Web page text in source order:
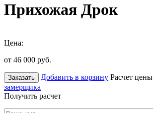
Прихожая Дрок
Цена:
от 46 000 руб.
Заказать Добавить в корзину Расчет цены
замерщика
Получить расчет